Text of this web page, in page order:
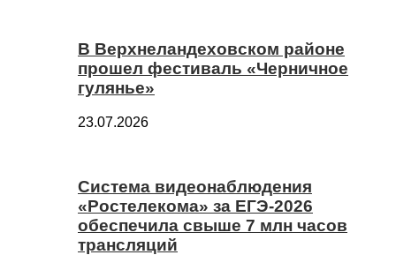
В Верхнеландеховском районе
прошел фестиваль «Черничное
гулянье»
23.07.2026
Система видеонаблюдения
«Ростелекома» за ЕГЭ-2026
обеспечила свыше 7 млн часов
трансляций